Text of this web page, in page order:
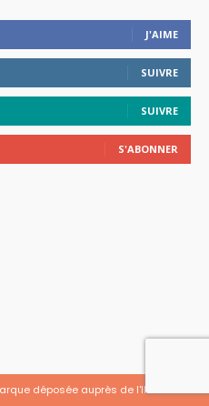
J'AIME
SUIVRE
SUIVRE
S'ABONNER
déposée auprès de l'INPI